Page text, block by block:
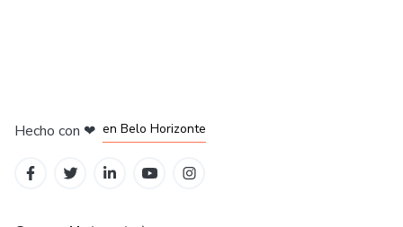
Hecho con ❤ en Belo Horizonte